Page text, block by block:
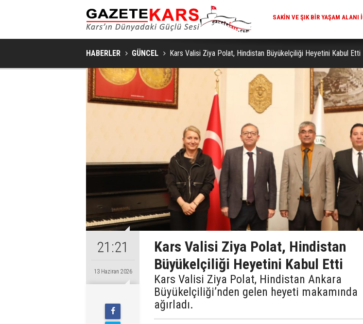
KARS'IN TURIZM
HABERLER GÜNCEL Kars Valisi Ziya Polat, Hindistan Büyükelçiliği Heyetini Kabul Etti
21:21
13 Haziran 2026
Kars Valisi Ziya Polat, Hindistan
Büyükelçiliği Heyetini Kabul Etti
Kars Valisi Ziya Polat, Hindistan Ankara
Büyükelçiliği’nden gelen heyeti makamında
ağırladı.